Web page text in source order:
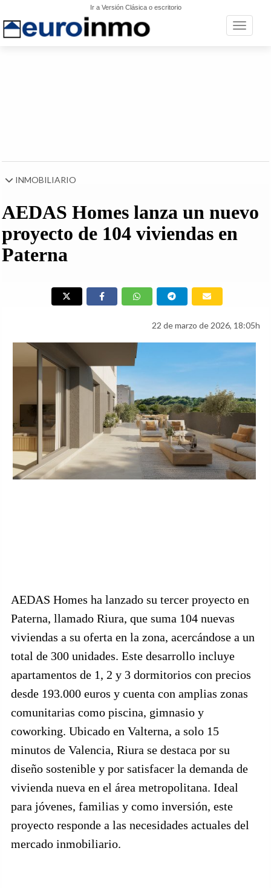
Ir a Versión Clásica o escritorio
Toggle
INMOBILIARIO
AEDAS Homes lanza un nuevo
proyecto de 104 viviendas en
Paterna
22 de marzo de 2026, 18:05h
AEDAS Homes ha lanzado su tercer proyecto en
Paterna, llamado Riura, que suma 104 nuevas
viviendas a su oferta en la zona, acercándose a un
total de 300 unidades. Este desarrollo incluye
apartamentos de 1, 2 y 3 dormitorios con precios
desde 193.000 euros y cuenta con amplias zonas
comunitarias como piscina, gimnasio y
coworking. Ubicado en Valterna, a solo 15
minutos de Valencia, Riura se destaca por su
diseño sostenible y por satisfacer la demanda de
vivienda nueva en el área metropolitana. Ideal
para jóvenes, familias y como inversión, este
proyecto responde a las necesidades actuales del
mercado inmobiliario.